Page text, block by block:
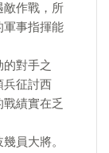
敵作戰，所
軍事指揮能
對手之
兵征討西
績實在乏
員大將。